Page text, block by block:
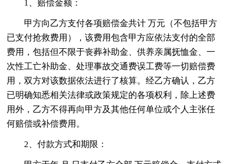
1、赔偿金额：
甲方向乙方支付各项赔偿金共计 万元（不包括甲方
已支付抢救费用），该费用包含甲方应依法支付的全部
费用，包括但不限于丧葬补助金、供养亲属抚恤金、一
次性工亡补助金、处理事故交通费误工费等一切赔偿费
用，双方对该数据依法进行了核算。经乙方确认，乙方
已明确知悉相关法律或政策规定的各项权利，除上述费
用外，乙方不得再向甲方及其他任何单位或个人主张任
何赔偿或补偿费用。
2、付款方式和期限：